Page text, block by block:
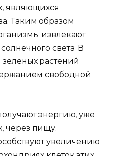
являющихся
Таким образом,
извлекают
света. В
зеленых растений
свободной
энергию, уже
через пищу.
увеличению